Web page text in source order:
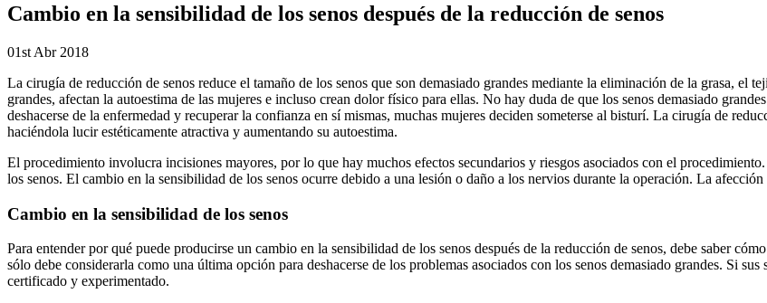
Cambio en la sensibilidad de los senos después de la reducción de senos
01st Abr 2018
La cirugía de reducción de senos reduce el tamaño de los senos que son demasiado grandes mediante la eliminación de la grasa, el
grandes, afectan la autoestima de las mujeres e incluso crean dolor físico para ellas. No hay duda de que los senos demasiado
deshacerse de la enfermedad y recuperar la confianza en sí mismas, muchas mujeres deciden someterse al bisturí. La cirugía de
haciéndola lucir estéticamente atractiva y aumentando su autoestima.
El procedimiento involucra incisiones mayores, por lo que hay muchos efectos secundarios y riesgos asociados con el
los senos. El cambio en la sensibilidad de los senos ocurre debido a una lesión o daño a los nervios durante la operación. La
Cambio en la sensibilidad de los senos
Para entender por qué puede producirse un cambio en la sensibilidad de los senos después de la reducción de senos, debe saber
sólo debe considerarla como una última opción para deshacerse de los problemas asociados con los senos demasiado grandes. Si
certificado y experimentado.